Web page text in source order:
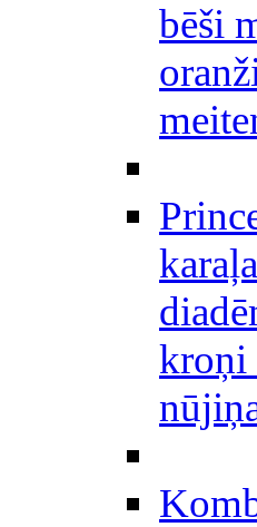
bēši
kroņi